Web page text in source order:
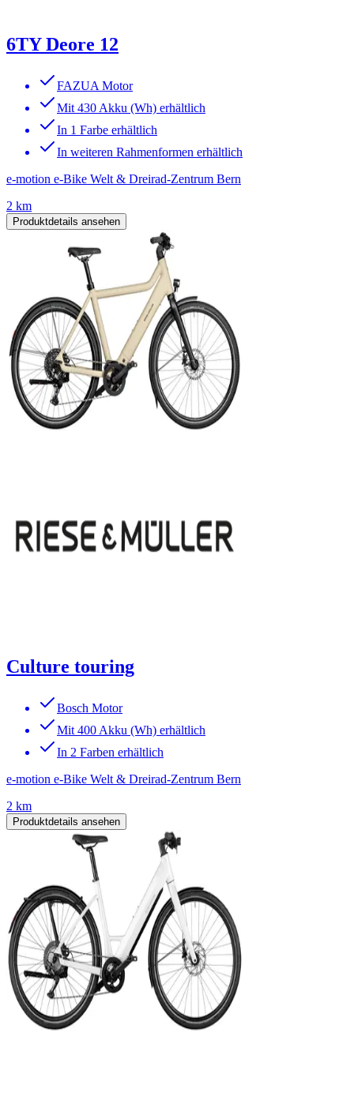
6TY Deore 12
FAZUA Motor
Mit 430 Akku (Wh) erhältlich
In 1 Farbe erhältlich
In weiteren Rahmenformen erhältlich
e-motion e-Bike Welt & Dreirad-Zentrum Bern
2 km
Produktdetails ansehen
Culture touring
Bosch Motor
Mit 400 Akku (Wh) erhältlich
In 2 Farben erhältlich
e-motion e-Bike Welt & Dreirad-Zentrum Bern
2 km
Produktdetails ansehen